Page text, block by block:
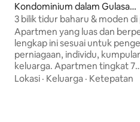
Kondominium dalam Gulasana
Thana
3 bilik tidur baharu & moden
bandar Banani/Gulshan
Apartmen yang luas dan
lengkap ini sesuai untuk
perniagaan, individu,
keluarga. Apartmen tingkat 7
mempunyai 4 balkoni,
Lokasi · Keluarga · Ketepatan